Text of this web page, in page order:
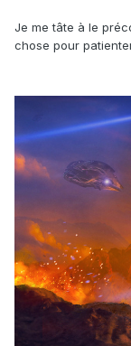
Je me tâte à le
chose pour